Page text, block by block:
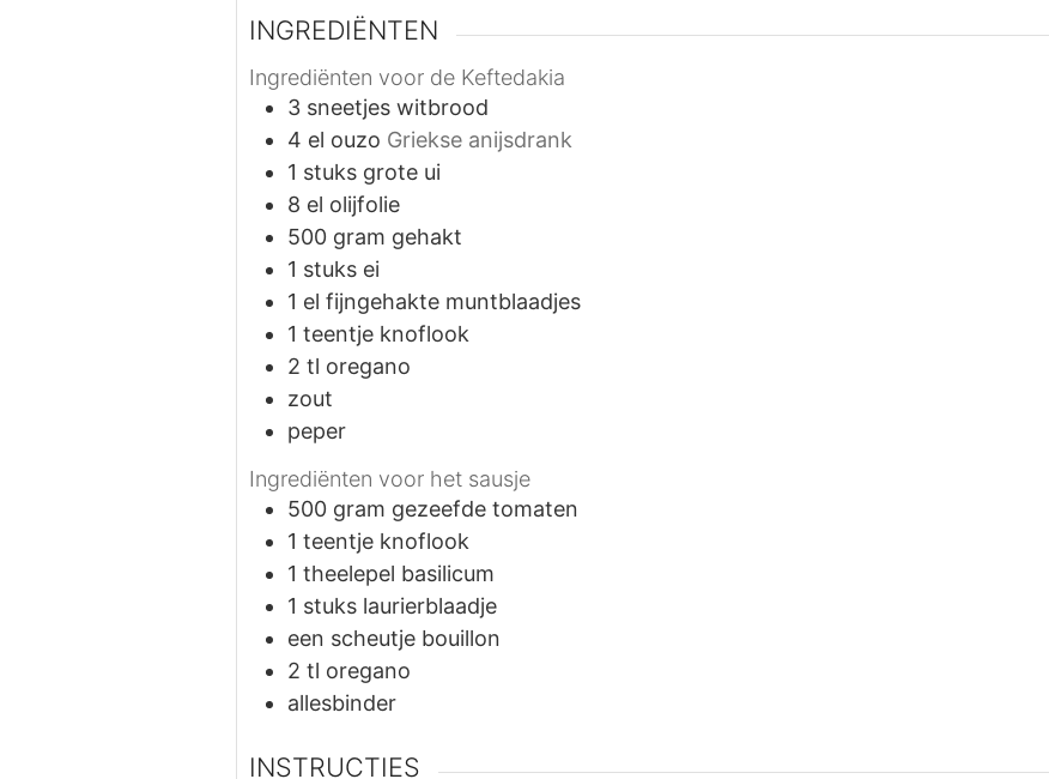
INGREDIËNTEN
Ingrediënten voor de Keftedakia
3 sneetjes witbrood
4 el ouzo Griekse anijsdrank
1 stuks grote ui
8 el olijfolie
500 gram gehakt
1 stuks ei
1 el fijngehakte muntblaadjes
1 teentje knoflook
2 tl oregano
zout
peper
Ingrediënten voor het sausje
500 gram gezeefde tomaten
1 teentje knoflook
1 theelepel basilicum
1 stuks laurierblaadje
een scheutje bouillon
2 tl oregano
allesbinder
INSTRUCTIES